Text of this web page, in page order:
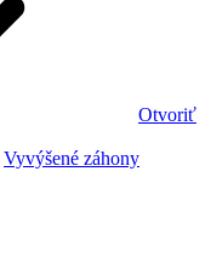
Otvoriť
Vyvýšené záhony